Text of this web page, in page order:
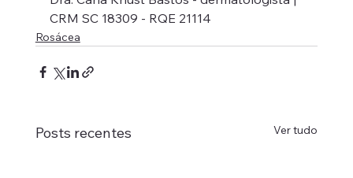
CRM SC 18309 - RQE 21114
Rosácea
Posts recentes Ver tudo